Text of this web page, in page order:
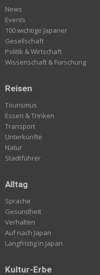
News
Events
100 wichtige Japaner
Gesellschaft
Politik & Wirtschaft
Wissenschaft & Forschung
Reisen
Tourismus
Essen & Trinken
Transport
Unterkünfte
Natur
Stadtführer
Alltag
Sprache
Gesundheit
Verhalten
Auf nach Japan
Langfristig in Japan
Kultur-Erbe